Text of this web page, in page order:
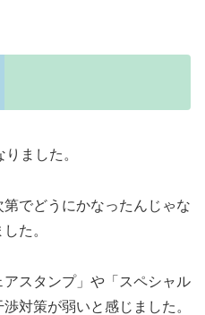
ました。
でどうにかなったんじゃな
た。
スタンプ」や「スペシャル
対策が弱いと感じました。